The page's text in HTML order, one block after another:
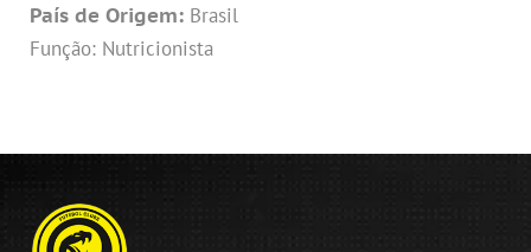
País de Origem: Brasil
Função: Nutricionista